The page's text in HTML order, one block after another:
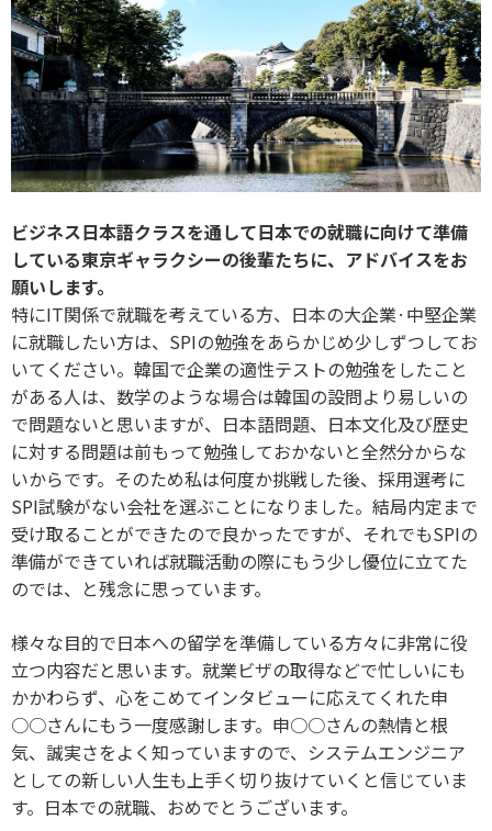
ビジネス日本語クラスを通して日本での就職に向けて準備
している東京ギャラクシーの後輩たちに、アドバイスをお
願いします。
特にIT関係で就職を考えている方、日本の大企業·中堅企業
に就職したい方は、SPIの勉強をあらかじめ少しずつしてお
いてください。韓国で企業の適性テストの勉強をしたこと
がある人は、数学のような場合は韓国の設問より易しいの
で問題ないと思いますが、日本語問題、日本文化及び歴史
に対する問題は前もって勉強しておかないと全然分からな
いからです。そのため私は何度か挑戦した後、採用選考に
SPI試験がない会社を選ぶことになりました。結局内定まで
受け取ることができたので良かったですが、それでもSPIの
準備ができていれば就職活動の際にもう少し優位に立てた
のでは、と残念に思っています。
様々な目的で日本への留学を準備している方々に非常に役
立つ内容だと思います。就業ビザの取得などで忙しいにも
かかわらず、心をこめてインタビューに応えてくれた申
○○さんにもう一度感謝します。申○○さんの熱情と根
気、誠実さをよく知っていますので、システムエンジニア
としての新しい人生も上手く切り抜けていくと信じていま
す。日本での就職、おめでとうございます。